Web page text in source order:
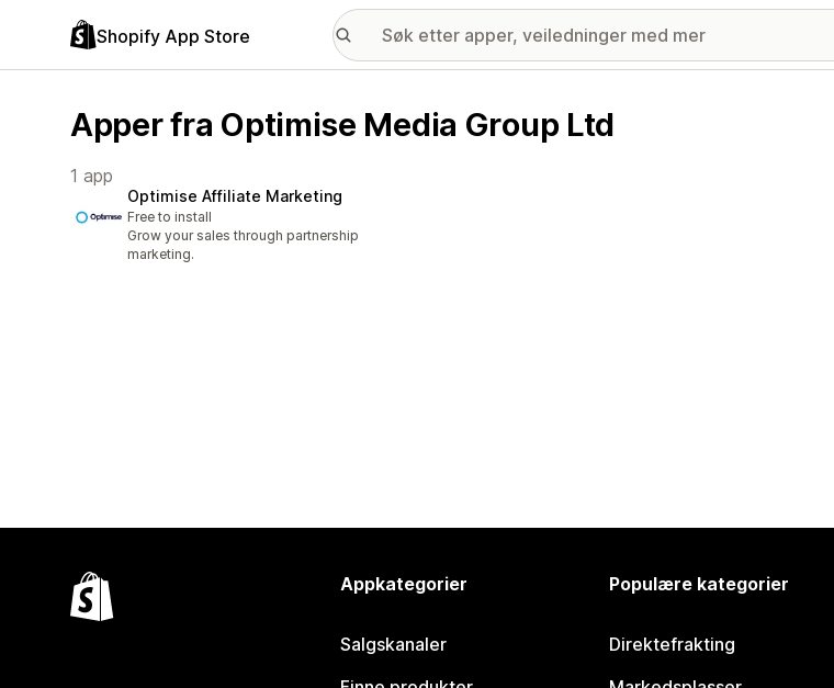
Shopify App Store
Apper fra Optimise Media Group Ltd
1 app
Optimise Affiliate Marketing
Free to install
Grow your sales through partnership
marketing.
Appkategorier
Salgskanaler
Populære kategorier
Direktefrakting